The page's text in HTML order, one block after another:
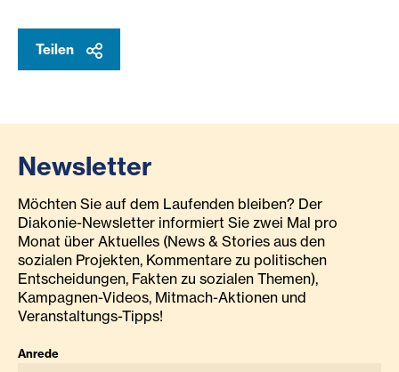
Teilen
Newsletter
Möchten Sie auf dem Laufenden bleiben? Der
Diakonie-Newsletter informiert Sie zwei Mal pro
Monat über Aktuelles (News & Stories aus den
sozialen Projekten, Kommentare zu politischen
Entscheidungen, Fakten zu sozialen Themen),
Kampagnen-Videos, Mitmach-Aktionen und
Veranstaltungs-Tipps!
Anrede